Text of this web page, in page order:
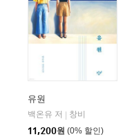
유원
백온유 저 | 창비
11,200원 (0% 할인)